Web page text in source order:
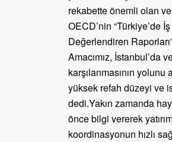
rekabette önemli olan ve
OECD’nin “Türkiye’de
Değerlendiren
Amacımız, İstanbul’da
karşılanmasının
yüksek refah düzeyi ve
dedi.Yakın zamanda
önce bilgi vererek
koordinasyonun hızlı